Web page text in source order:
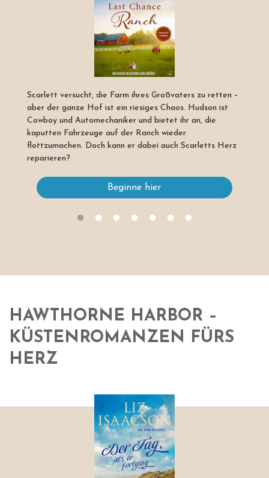
Scarlett versucht, die Farm ihres Großvaters zu retten –
aber der ganze Hof ist ein riesiges Chaos. Hudson ist
Cowboy und Automechaniker und bietet ihr an, die
kaputten Fahrzeuge auf der Ranch wieder
flottzumachen. Doch kann er dabei auch Scarletts Herz
reparieren?
Beginne hier
HAWTHORNE HARBOR –
KÜSTENROMANZEN FÜRS
HERZ